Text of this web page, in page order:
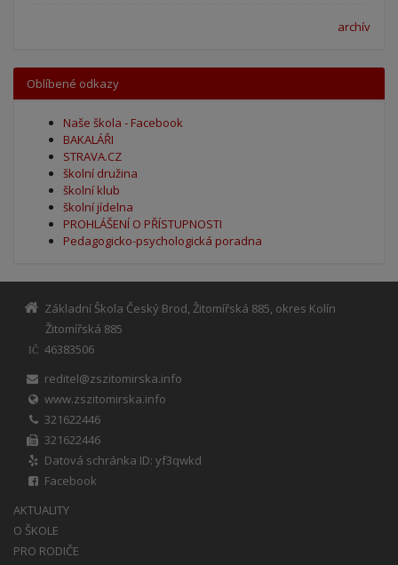
archív
Oblíbené odkazy
Naše škola - Facebook
BAKALÁŘI
STRAVA.CZ
školní družina
školní klub
školní jídelna
PROHLÁŠENÍ O PŘÍSTUPNOSTI
Pedagogicko-psychologická poradna
Základní Škola Český Brod, Žitomířská 885, okres Kolín
Žitomířská 885
IČ
46383506
reditel@zszitomirska.info
www.zszitomirska.info
321622446
321622446
Datová schránka ID: yf3qwkd
Facebook
AKTUALITY
O ŠKOLE
PRO RODIČE